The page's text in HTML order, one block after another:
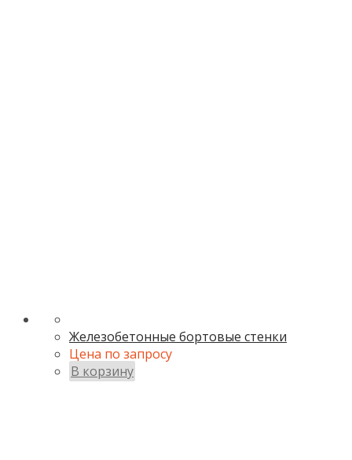
Железобетонные бортовые стенки
Цена по запросу
В корзину